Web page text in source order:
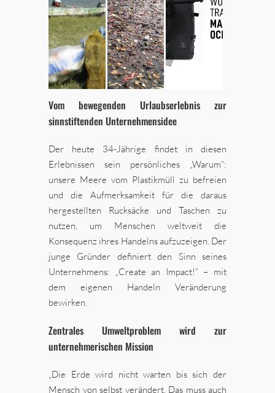
Vom bewegenden Urlaubserlebnis zur
sinnstiftenden Unternehmensidee
Der heute 34-Jährige findet in diesen
Erlebnissen sein persönliches „Warum“:
unsere Meere vom Plastikmüll zu befreien
und die Aufmerksamkeit für die daraus
hergestellten Rucksäcke und Taschen zu
nutzen, um Menschen weltweit die
Konsequenz ihres Handelns aufzuzeigen. Der
junge Gründer definiert den Sinn seines
Unternehmens: „Create an Impact!“ – mit
dem eigenen Handeln Veränderung
bewirken.
Zentrales Umweltproblem wird zur
unternehmerischen Mission
„Die Erde wird nicht warten bis sich der
Mensch von selbst verändert. Das muss auch